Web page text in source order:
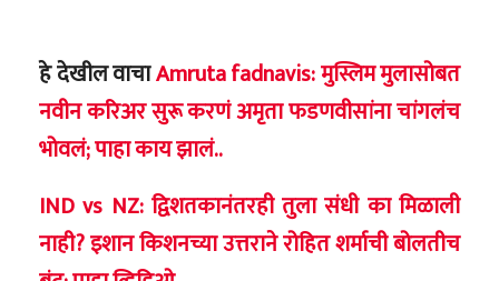
हे देखील वाचाAmruta fadnavis: मुस्लिम मुलासोबत
नवीन करिअर सुरू करणं अमृता फडणवीसांना चांगलंच
भोवलं; पाहा काय झालं..
IND vs NZ: द्विशतकानंतरही तुला संधी का मिळाली
नाही? इशान किशनच्या उत्तराने रोहित शर्माची बोलतीच